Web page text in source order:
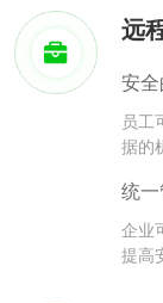
远
安
员工
据的
统
企业
提高